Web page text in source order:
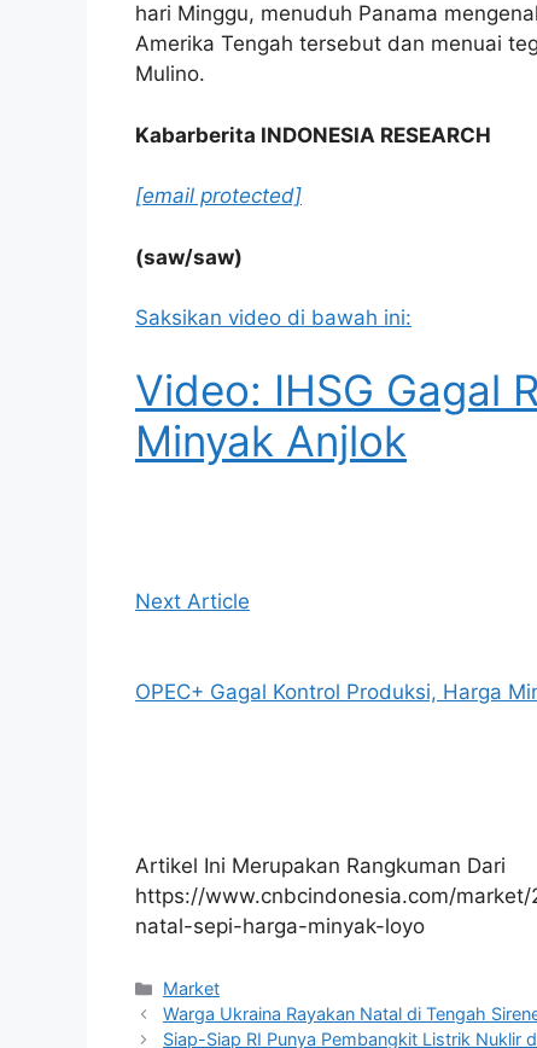
hari Minggu, menuduh Panama
Amerika Tengah tersebut dan menuai
Mulino.
Kabarberita INDONESIA RESEARCH
[email protected]
(saw/saw)
Saksikan video di bawah ini:
Video: IHSG Gagal
Minyak Anjlok
Next Article
OPEC+ Gagal Kontrol Produksi, Harga
Artikel Ini Merupakan Rangkuman Dari
https://www.cnbcindonesia.com/
natal-sepi-harga-minyak-loyo
Kategori
Market
Warga Ukraina Rayakan Natal di Tengah
Siap-Siap RI Punya Pembangkit Listrik Nuklir